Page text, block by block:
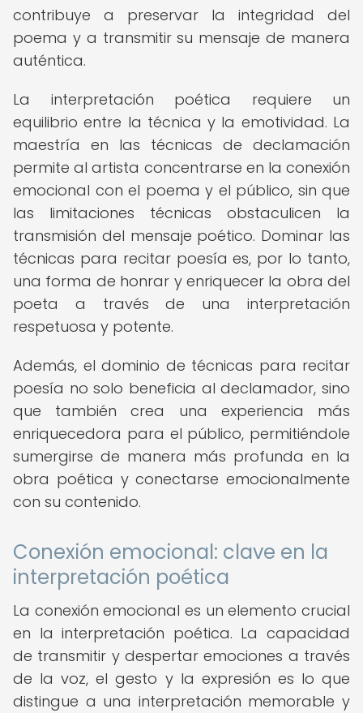
contribuye a preservar la integridad del
poema y a transmitir su mensaje de manera
auténtica.
La interpretación poética requiere un
equilibrio entre la técnica y la emotividad. La
maestría en las técnicas de declamación
permite al artista concentrarse en la conexión
emocional con el poema y el público, sin que
las limitaciones técnicas obstaculicen la
transmisión del mensaje poético. Dominar las
técnicas para recitar poesía es, por lo tanto,
una forma de honrar y enriquecer la obra del
poeta a través de una interpretación
respetuosa y potente.
Además, el dominio de técnicas para recitar
poesía no solo beneficia al declamador, sino
que también crea una experiencia más
enriquecedora para el público, permitiéndole
sumergirse de manera más profunda en la
obra poética y conectarse emocionalmente
con su contenido.
Conexión emocional: clave en la
interpretación poética
La conexión emocional es un elemento crucial
en la interpretación poética. La capacidad
de transmitir y despertar emociones a través
de la voz, el gesto y la expresión es lo que
distingue a una interpretación memorable y